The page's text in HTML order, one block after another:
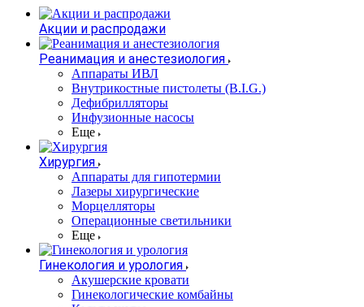
Акции и распродажи
Реанимация и анестезиология
Аппараты ИВЛ
Внутрикостные пистолеты (B.I.G.)
Дефибрилляторы
Инфузионные насосы
Еще
Хирургия
Аппараты для гипотермии
Лазеры хирургические
Морцелляторы
Операционные светильники
Еще
Гинекология и урология
Акушерские кровати
Гинекологические комбайны